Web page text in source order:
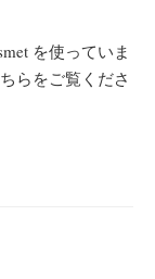
を使っていま
らをご覧くださ